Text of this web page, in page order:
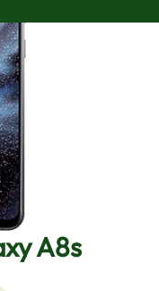
A8s